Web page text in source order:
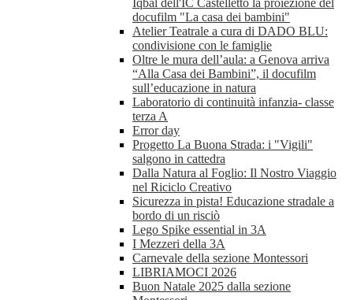
Iqbal dell'IC Castelletto la proiezione del
docufilm "La casa dei bambini"
Atelier Teatrale a cura di DADO BLU:
condivisione con le famiglie
Oltre le mura dell’aula: a Genova arriva
“Alla Casa dei Bambini”, il docufilm
sull’educazione in natura
Laboratorio di continuità infanzia- classe
terza A
Error day
Progetto La Buona Strada: i "Vigili"
salgono in cattedra
Dalla Natura al Foglio: Il Nostro Viaggio
nel Riciclo Creativo
Sicurezza in pista! Educazione stradale a
bordo di un risciò
Lego Spike essential in 3A
I Mezzeri della 3A
Carnevale della sezione Montessori
LIBRIAMOCI 2026
Buon Natale 2025 dalla sezione